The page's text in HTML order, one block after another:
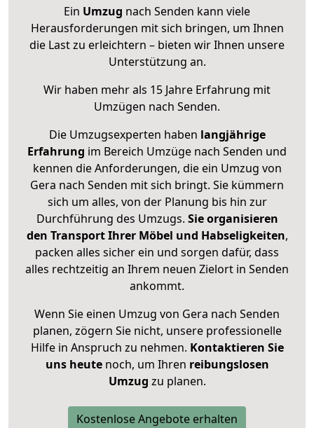
Ein Umzug nach Senden kann viele
Herausforderungen mit sich bringen, um Ihnen
die Last zu erleichtern – bieten wir Ihnen unsere
Unterstützung an.
Wir haben mehr als 15 Jahre Erfahrung mit
Umzügen nach Senden.
Die Umzugsexperten haben langjährige
Erfahrung im Bereich Umzüge nach Senden und
kennen die Anforderungen, die ein Umzug von
Gera nach Senden mit sich bringt. Sie kümmern
sich um alles, von der Planung bis hin zur
Durchführung des Umzugs. Sie organisieren
den Transport Ihrer Möbel und Habseligkeiten,
packen alles sicher ein und sorgen dafür, dass
alles rechtzeitig an Ihrem neuen Zielort in Senden
ankommt.
Wenn Sie einen Umzug von Gera nach Senden
planen, zögern Sie nicht, unsere professionelle
Hilfe in Anspruch zu nehmen. Kontaktieren Sie
uns heutenoch, um Ihren reibungslosen
Umzug zu planen.
Kostenlose Angebote erhalten